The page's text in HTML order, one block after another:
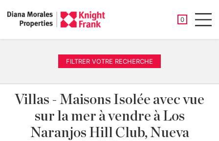
0
FILTRER VOTRE RECHERCHE
Villas - Maisons Isolée avec vue
sur la mer à vendre à Los
Naranjos Hill Club, Nueva